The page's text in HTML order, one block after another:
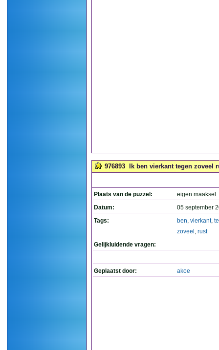
976893 Ik ben vierkant tegen zoveel
Plaats van de puzzel:
eigen maaksel
Datum:
05 september
Tags:
ben, vierkant,
zoveel , rust
Gelijkluidende vragen:
Geplaatst door: akoe